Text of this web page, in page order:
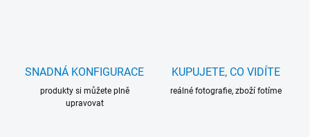
SNADNÁ KONFIGURACE
produkty si můžete plně
upravovat
KUPUJETE, CO VIDÍTE
reálné fotografie, zboží fotíme